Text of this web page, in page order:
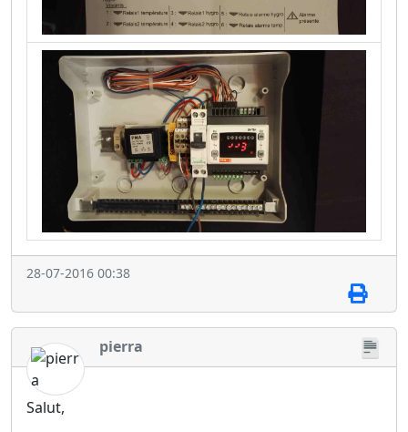
28-07-2016 00:38
pierra
Salut,